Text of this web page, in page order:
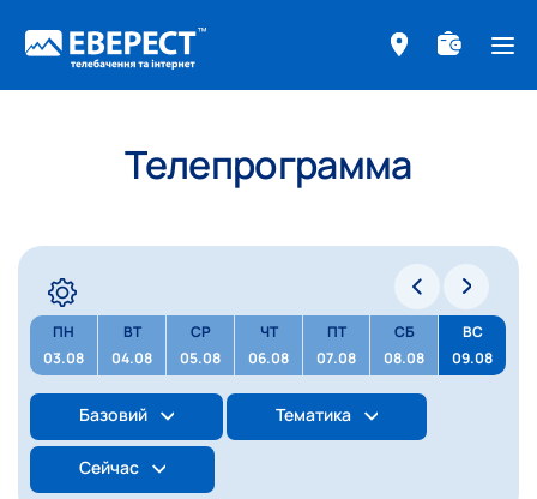
Телепрограмма
ПН
03.08
ВТ
04.08
СР
05.08
ЧТ
06.08
ПТ
07.08
СБ
08.08
ВС
09.08
Базовий Тематика
Сейчас